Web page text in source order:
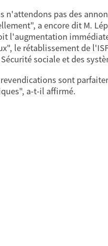
n'attendons pas des
a encore dit M.
l'augmentation
le rétablissement de
sociale et des
sont
a-t-il affirmé.